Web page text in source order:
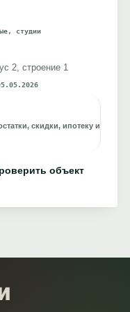
студии
2, строение 1
скидки, ипотеку и
объект